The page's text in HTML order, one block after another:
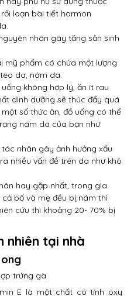
loạn bài tiết hormon
nhân gây tăng sản sinh
mỹ phẩm có chứa một lượng
da, nám da.
không hợp lý, ăn ít rau
dinh dưỡng sẽ thúc đẩy quá
số thức ăn, đồ uống có thể
nám da của bạn như:
nhân gây ảnh hưởng xấu
nhiều vấn đề trên da như khô
hay gặp nhất, trong gia
bố và mẹ đều bị nám thì
cứu thì khoảng 20- 70% bị
nhiên tại nhà
E là một chất có tính oxy